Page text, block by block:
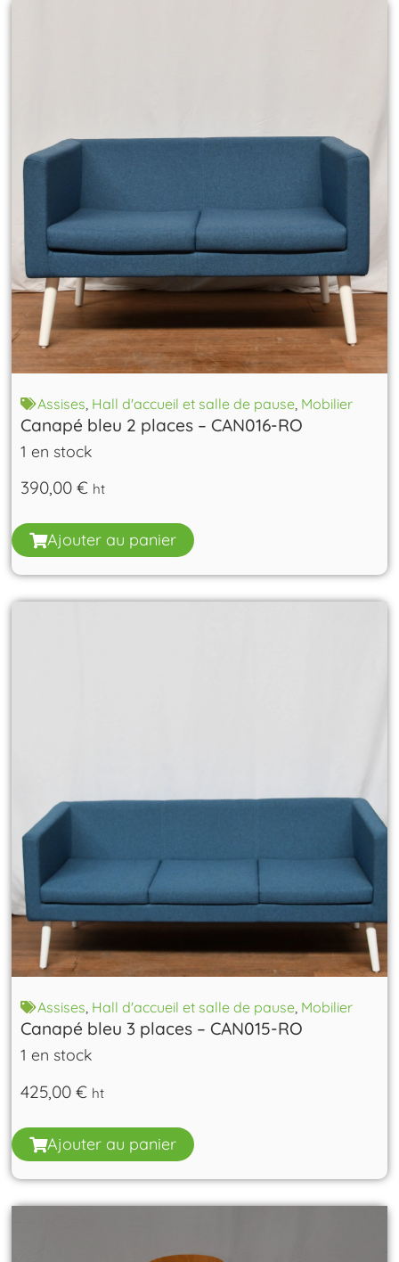
Assises Hall d'accueil et salle de pause Mobilier
Canapé bleu 2 places – CAN016-RO
1 en stock
390,00€ ht
Ajouter au panier
Assises, Hall d'accueil et salle de pause, Mobilier
Canapé bleu 3 places – CAN015-RO
1 en stock
425,00€ ht
Ajouter au panier